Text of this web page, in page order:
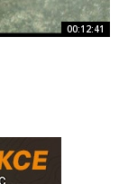
00:12:41